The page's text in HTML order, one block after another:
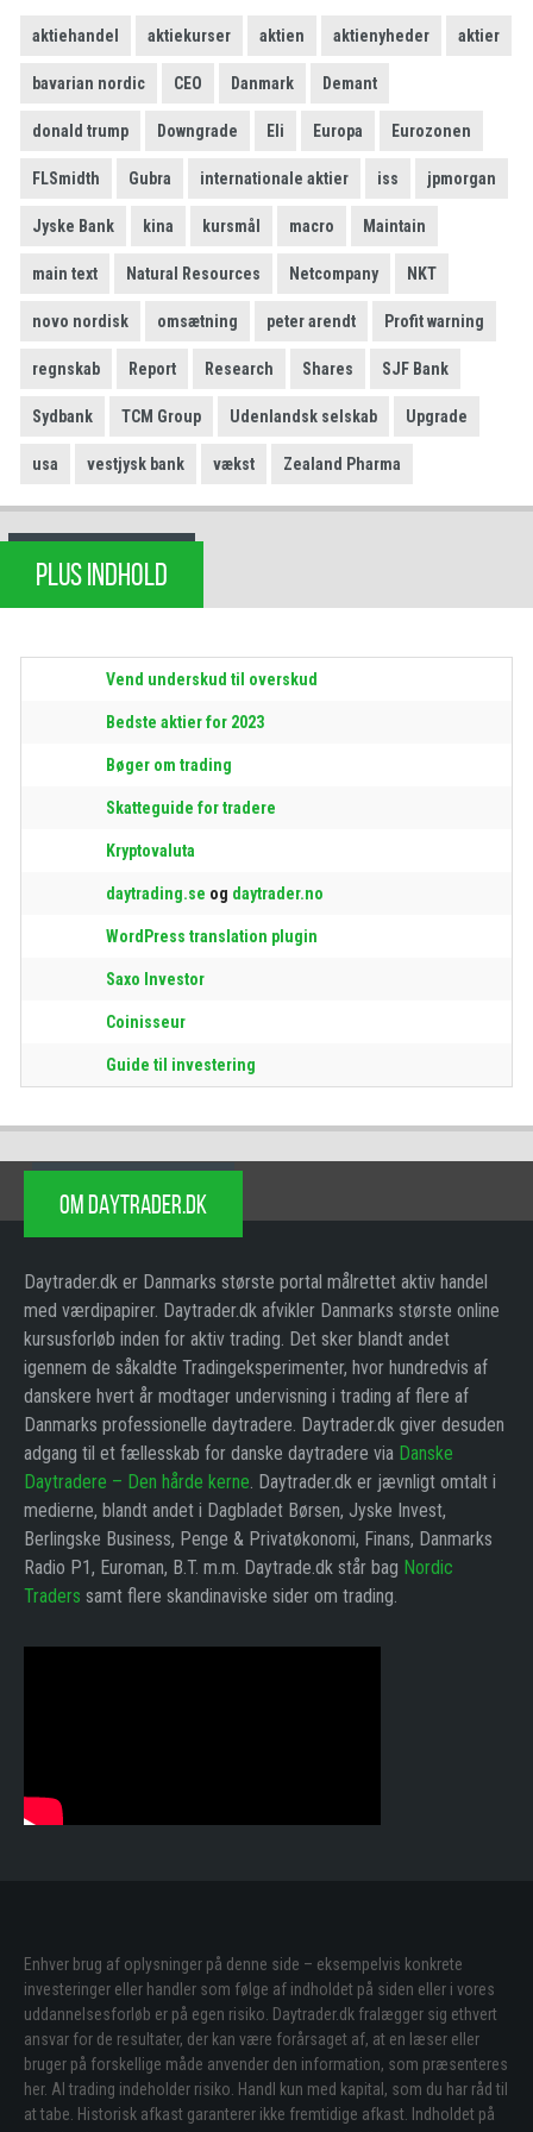
aktiehandel aktiekurser aktien aktienyheder aktier
bavarian nordic CEO Danmark Demant
donald trump Downgrade Eli Europa Eurozonen
FLSmidth Gubra internationale aktier iss jpmorgan
Jyske Bank kina kursmål macro Maintain
main text Natural Resources Netcompany NKT
novo nordisk omsætning peter arendt Profit warning
regnskab Report Research Shares SJF Bank
Sydbank TCM Group Udenlandsk selskab Upgrade
usa vestjysk bank vækst Zealand Pharma
PLUS INDHOLD
Vend underskud til overskud
Bedste aktier for 2023
Bøger om trading
Skatteguide for tradere
Kryptovaluta
daytrading.se og daytrader.no
WordPress translation plugin
Saxo Investor
Coinisseur
Guide til investering
OM DAYTRADER.DK
Daytrader.dk er Danmarks største portal målrettet aktiv handel
med værdipapirer. Daytrader.dk afvikler Danmarks største online
kursusforløb inden for aktiv trading. Det sker blandt andet
igennem de såkaldte Tradingeksperimenter, hvor hundredvis af
danskere hvert år modtager undervisning i trading af flere af
Danmarks professionelle daytradere. Daytrader.dk giver desuden
adgang til et fællesskab for danske daytradere via Danske
Daytradere – Den hårde kerne. Daytrader.dk er jævnligt omtalt i
medierne, blandt andet i Dagbladet Børsen, Jyske Invest,
Berlingske Business, Penge & Privatøkonomi, Finans, Danmarks
Radio P1, Euroman, B.T. m.m. Daytrade.dk står bag Nordic
Traders samt flere skandinaviske sider om trading.
Enhver brug af oplysninger på denne side – eksempelvis konkrete
investeringer eller handler som følge af indholdet på siden eller i vores
uddannelsesforløb er på egen risiko. Daytrader.dk fralægger sig ethvert
ansvar for de resultater, der kan være forårsaget af, at en læser eller
bruger på forskellige måde anvender den information, som præsenteres
her. Al trading indeholder risiko. Handl kun med kapital, som du har råd til
at tabe. Historisk afkast garanterer ikke fremtidige afkast. Indholdet på